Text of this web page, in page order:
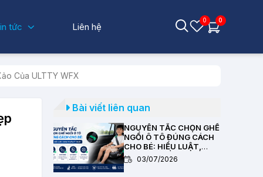
tức Liên hệ
0 0
Của ULTTY WFX
Bài viết liên quan
NGUYÊN TẮC CHỌN GHẾ
NGỒI Ô TÔ ĐÚNG CÁCH
CHO BÉ: HIỂU LUẬT,
CHỌN CHUẨN KỸ THUẬT
03/07/2026